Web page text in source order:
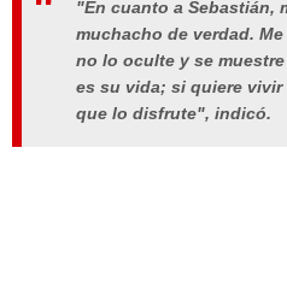
"En cuanto a Sebastián,
muchacho de verdad.
no lo oculte y se
es su vida; si quiere vivir
que lo disfrute", indicó.